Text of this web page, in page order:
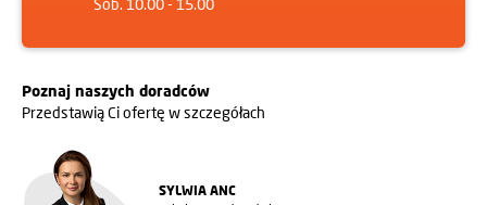
Poznaj naszych doradców
Przedstawią Ci ofertę w szczegółach
SYLWIA ANC